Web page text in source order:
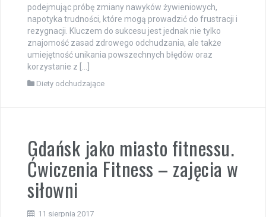
podejmując próbę zmiany nawyków żywieniowych,
napotyka trudności, które mogą prowadzić do frustracji i
rezygnacji. Kluczem do sukcesu jest jednak nie tylko
znajomość zasad zdrowego odchudzania, ale także
umiejętność unikania powszechnych błędów oraz
korzystanie z […]
Diety odchudzające
Gdańsk jako miasto fitnessu.
Ćwiczenia Fitness – zajęcia w
siłowni
11 sierpnia 2017